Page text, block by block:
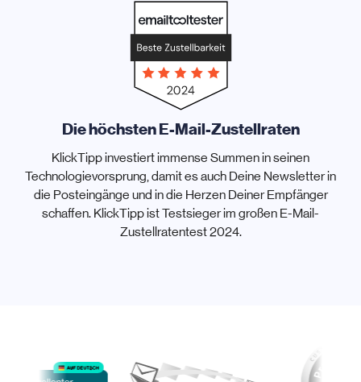
Die höchsten E-Mail-Zustellraten
KlickTipp investiert immense Summen in seinen
Technologievorsprung, damit es auch Deine Newsletter in
die Posteingänge und in die Herzen Deiner Empfänger
schaffen. KlickTipp ist Testsieger im großen E-Mail-
Zustellratentest 2024.